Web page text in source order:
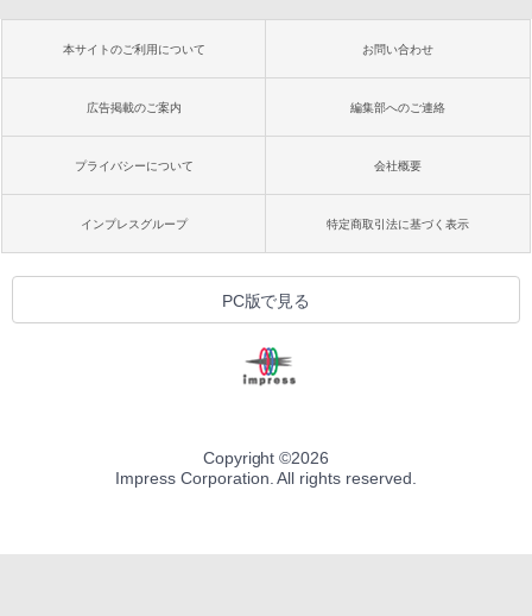
本サイトのご利用について お問い合わせ
広告掲載のご案内 編集部へのご連絡
プライバシーについて 会社概要
インプレスグループ 特定商取引法に基づく表示
PC版で見る
Copyright ©2026
Impress Corporation. All rights reserved.